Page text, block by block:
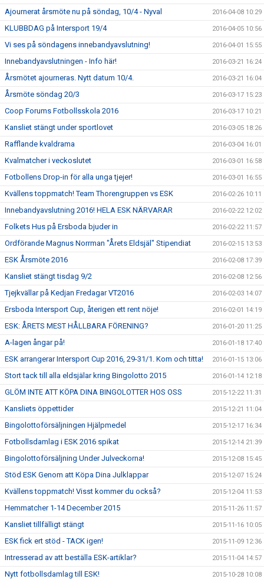
Ajournerat årsmöte nu på söndag, 10/4 - Nyval 2016-04-08 10:29
KLUBBDAG på Intersport 19/4 2016-04-05 10:56
Vi ses på söndagens innebandyavslutning! 2016-04-01 15:55
Innebandyavslutningen - Info här! 2016-03-21 16:24
Årsmötet ajourneras. Nytt datum 10/4. 2016-03-21 16:04
Årsmöte söndag 20/3 2016-03-17 15:23
Coop Forums Fotbollsskola 2016 2016-03-17 10:21
Kansliet stängt under sportlovet 2016-03-05 18:26
Rafflande kvaldrama 2016-03-04 16:01
Kvalmatcher i veckoslutet 2016-03-01 16:58
Fotbollens Drop-in för alla unga tjejer! 2016-03-01 16:55
Kvällens toppmatch! Team Thorengruppen vs ESK 2016-02-26 10:11
Innebandyavslutning 2016! HELA ESK NÄRVARAR 2016-02-22 12:02
Folkets Hus på Ersboda bjuder in 2016-02-22 11:57
Ordförande Magnus Norrman "Årets Eldsjäl" Stipendiat 2016-02-15 13:53
ESK Årsmöte 2016 2016-02-08 17:39
Kansliet stängt tisdag 9/2 2016-02-08 12:56
Tjejkvällar på Kedjan Fredagar VT2016 2016-02-03 14:07
Ersboda Intersport Cup, återigen ett rent nöje! 2016-02-01 14:19
ESK: ÅRETS MEST HÅLLBARA FÖRENING? 2016-01-20 11:25
A-lagen ångar på! 2016-01-18 17:40
ESK arrangerar Intersport Cup 2016, 29-31/1. Kom och titta! 2016-01-15 13:06
Stort tack till alla eldsjälar kring Bingolotto 2015 2016-01-14 12:18
GLÖM INTE ATT KÖPA DINA BINGOLOTTER HOS OSS 2015-12-22 11:31
Kansliets öppettider 2015-12-21 11:04
Bingolottoförsäljningen Hjälpmedel 2015-12-17 16:34
Fotbollsdamlag i ESK 2016 spikat 2015-12-14 21:39
Bingolottoförsäljning Under Julveckorna! 2015-12-08 15:45
Stöd ESK Genom att Köpa Dina Julklappar 2015-12-07 15:24
Kvällens toppmatch! Visst kommer du också? 2015-12-04 11:53
Hemmatcher 1-14 December 2015 2015-11-26 11:57
Kansliet tillfälligt stängt 2015-11-16 10:05
ESK fick ert stöd - TACK igen! 2015-11-09 12:36
Intresserad av att beställa ESK-artiklar? 2015-11-04 14:57
Nytt fotbollsdamlag till ESK! 2015-10-28 10:08